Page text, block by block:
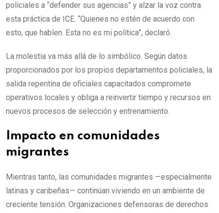
policiales a “defender sus agencias” y alzar la voz contra
esta práctica de ICE. “Quienes no estén de acuerdo con
esto, que hablen. Esta no es mi política”, declaró.
La molestia va más allá de lo simbólico. Según datos
proporcionados por los propios departamentos policiales, la
salida repentina de oficiales capacitados compromete
operativos locales y obliga a reinvertir tiempo y recursos en
nuevos procesos de selección y entrenamiento.
Impacto en comunidades
migrantes
Mientras tanto, las comunidades migrantes —especialmente
latinas y caribeñas— continúan viviendo en un ambiente de
creciente tensión. Organizaciones defensoras de derechos